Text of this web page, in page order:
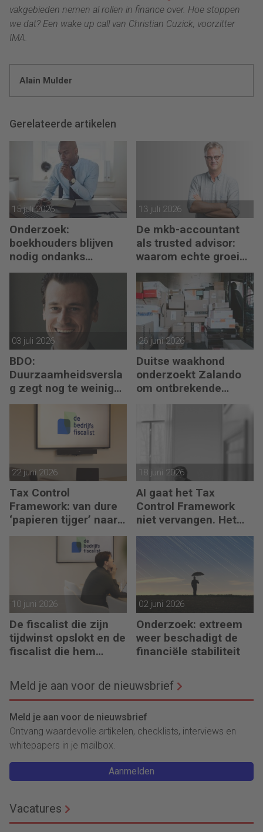
vakgebieden nemen al rollen in finance over. Hoe stoppen
we dat? Een wake up call van Christian Cuzick, voorzitter
IMA.
Alain Mulder
Gerelateerde artikelen
15 juli 2026
Onderzoek:
boekhouders blijven
nodig ondanks
boekhoudsoftware
13 juli 2026
De mkb-accountant
als trusted advisor:
waarom echte groei
begint met reflectie
03 juli 2026
BDO:
Duurzaamheidsversla
g zegt nog te weinig
over waarde en risico’s
26 juni 2026
Duitse waakhond
onderzoekt Zalando
om ontbrekende
transactie in
22 juni 2026
Tax Control
Framework: van dure
‘papieren tijger’ naar
digitaal stuurmiddel
18 juni 2026
AI gaat het Tax
Control Framework
niet vervangen. Het
maakt de fiscalist die
kan doorvragen alleen
10 juni 2026
De fiscalist die zijn
tijdwinst opslokt en de
fiscalist die hem
02 juni 2026
Onderzoek: extreem
weer beschadigt de
financiële stabiliteit
Meld je aan voor de nieuwsbrief
Meld je aan voor de nieuwsbrief
Ontvang waardevolle artikelen, checklists, interviews en
whitepapers in je mailbox.
Aanmelden
Vacatures